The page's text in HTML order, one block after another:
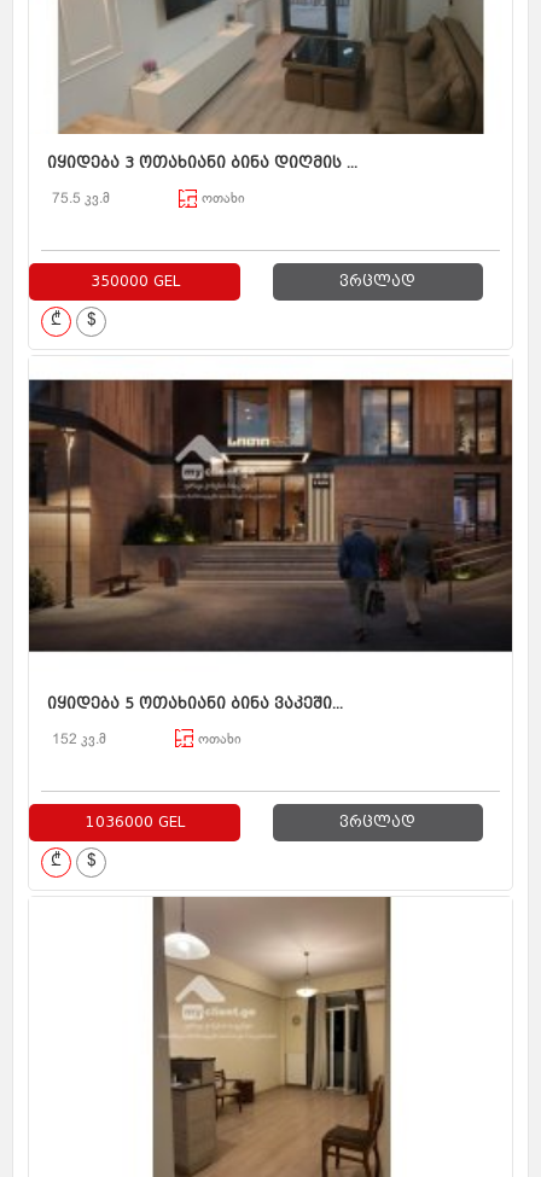
იყიდება 3 ოთახიანი ბინა დიღმის ...
75.5 კვ.მ ოთახი
350000 GEL ვრცლად
₾ $
იყიდება 5 ოთახიანი ბინა ვაკეში...
152 კვ.მ ოთახი
1036000 GEL ვრცლად
₾ $